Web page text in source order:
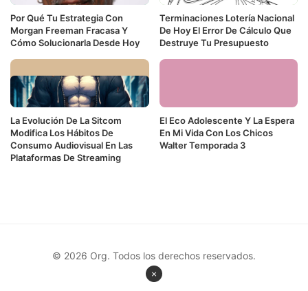
Por Qué Tu Estrategia Con
Morgan Freeman Fracasa Y
Cómo Solucionarla Desde Hoy
Terminaciones Lotería Nacional
De Hoy El Error De Cálculo Que
Destruye Tu Presupuesto
La Evolución De La Sitcom
Modifica Los Hábitos De
Consumo Audiovisual En Las
Plataformas De Streaming
El Eco Adolescente Y La Espera
En Mi Vida Con Los Chicos
Walter Temporada 3
×
© 2026 Org. Todos los derechos reservados.